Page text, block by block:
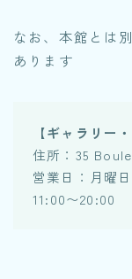
なお、本館とは
あります
【ギャラリー
住所：35
営業日：月曜
11:00〜20:00